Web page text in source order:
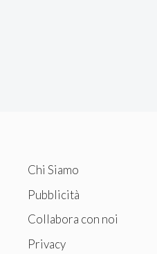
Chi Siamo
Pubblicità
Collabora con noi
Privacy